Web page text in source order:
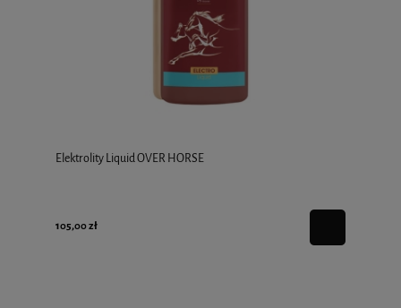
Elektrolity Liquid OVER HORSE
105,00 zł